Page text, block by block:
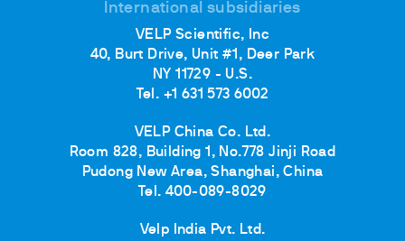
International subsidiaries
VELP Scientific, Inc
40, Burt Drive, Unit #1, Deer Park
NY 11729 - U.S.
Tel. +1 631 573 6002
VELP China Co. Ltd.
Room 828, Building 1, No.778 Jinji Road
Pudong New Area, Shanghai, China
Tel. 400-089-8029
Velp India Pvt. Ltd.